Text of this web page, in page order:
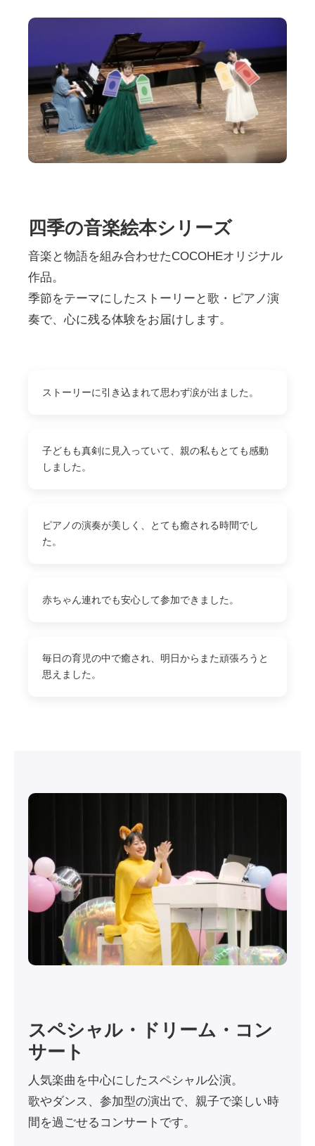
四季の音楽絵本シリーズ
音楽と物語を組み合わせたCOCOHEオリジナル
作品。
季節をテーマにしたストーリーと歌・ピアノ演
奏で、心に残る体験をお届けします。
ストーリーに引き込まれて思わず涙が出ました。
子どもも真剣に見入っていて、親の私もとても感動
しました。
ピアノの演奏が美しく、とても癒される時間でし
た。
赤ちゃん連れでも安心して参加できました。
毎日の育児の中で癒され、明日からまた頑張ろうと
思えました。
スペシャル・ドリーム・コン
サート
人気楽曲を中心にしたスペシャル公演。
歌やダンス、参加型の演出で、親子で楽しい時
間を過ごせるコンサートです。